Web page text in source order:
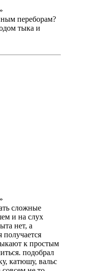
переборам?
тыка и
сложные
и на слух
нет, а
получается
к простым
подобрал
катюшу, вальс